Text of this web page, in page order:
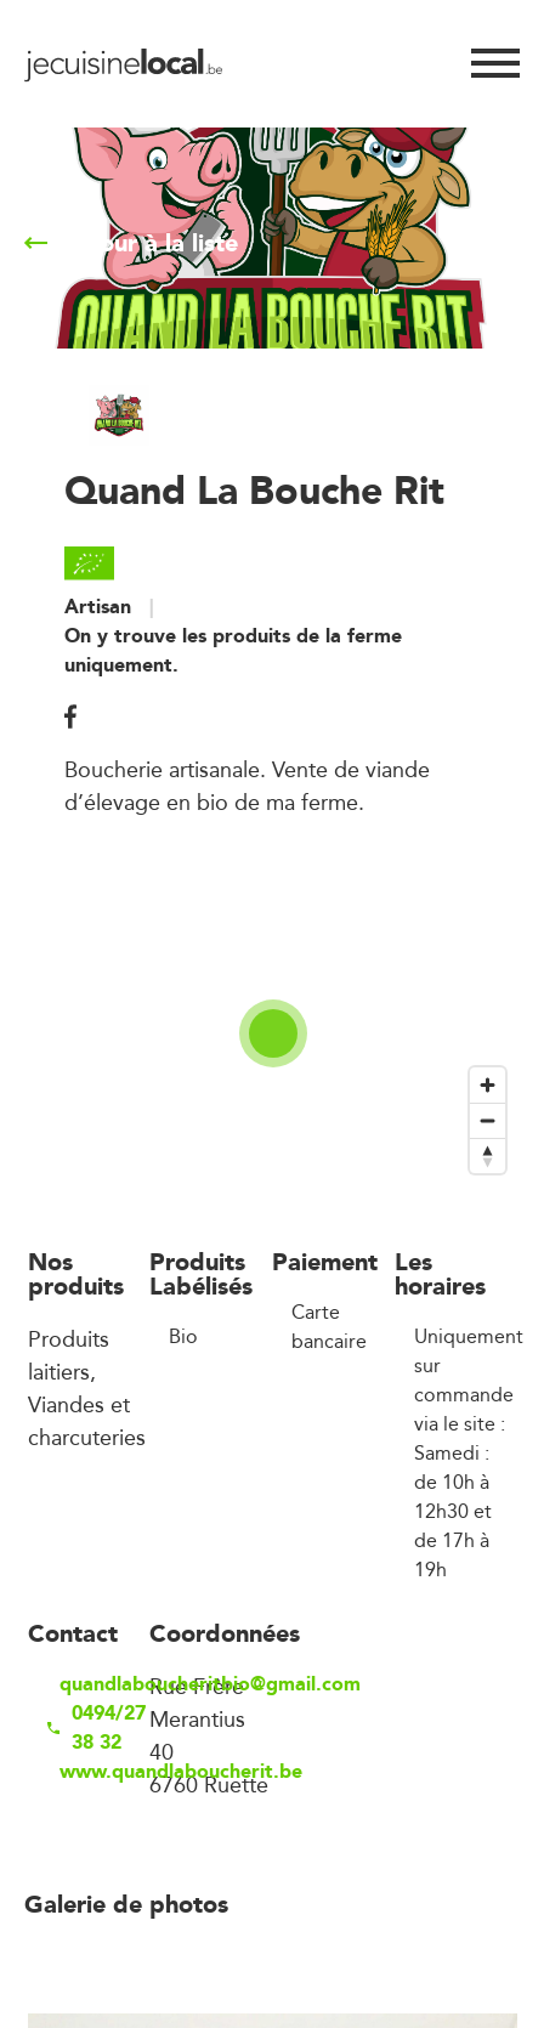
Retour à la liste
Quand La Bouche Rit
Artisan
On y trouve les produits de la ferme
uniquement.
Boucherie artisanale. Vente de viande
d’élevage en bio de ma ferme.
Nos
produits
Produits
laitiers,
Viandes et
charcuteries
Produits
Labélisés
Bio
Paiement
Carte
bancaire
Les
horaires
Uniquement
sur
commande
via le site :
Samedi :
de 10h à
12h30 et
de 17h à
19h
Contact
quandlaboucheritbio@gmail.com
0494/27
38 32
www.quandlaboucherit.be
Coordonnées
Rue Frère
Merantius
40
6760 Ruette
Galerie de photos